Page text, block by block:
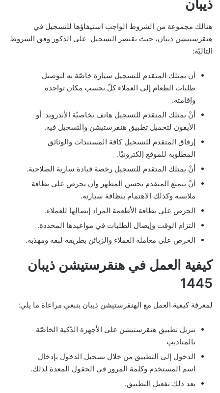
ذيبان
هنالك مجموعة من الشروط الواجب استيفاؤها للتسجيل في
هنقرستيشن ذيبان، حيث يقتصر التسجيل على الذكور وفق الشروط
التاليّة:
أن يمتلك المتقدم للتسجيل سيارة خاصّة به لتوصيل
طلبات الطعام إلى العملاء كلّ بحسب مكان تواجده
وإقامته.
أنْ يمتلك المتقدم للتسجيل هاتف بخاصيّة الأندرويد أو
الأيفون لتحميل تطبيق هنقرستيشن والتسجيل فيه.
إرفاق المتقدم للتسجيل كافة المستندات والوثائق
المطلوبة للموقع إلكترونيًا.
أنْ يمتلك المتقدم للتسجيل رخصة قيادة سارية الصلاحية.
أنْ يتمتع المتقدم بحسن المظهر وأن يحرص على نظافة
ملابسه وكذلك الاهتمام بنظافة سيارته.
الحرص على نظافة الأطعمة المراد إيصالها للعملاء.
التزام الوقت وإيصال الطلبات في مواعيدها المحددة.
الحرص على معاملة العملاء والزبائن بطريقة لبقة ومهذبة.
كيفية العمل في هنقرستيشن ذيبان
1445
لمعرفة كيفية العمل مع الهنقرستيشن ذيبان ينبغي مراعاة ما يلي:
تنزيل تطبيق هنقرستيشن على الأجهزة الذّكية الخاصّة
بالمناديب
الدخول إلى التطبيق من خلال تسجيل الدخول بإدخال
اسم المستخدم وكلمة المرور في الحقول المعدة لذلك.
بعد ذلك تفعيل التطبيق.